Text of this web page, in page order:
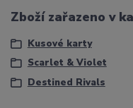
Zboží zařazeno v
Kusové karty
Scarlet & Violet
Destined Rivals